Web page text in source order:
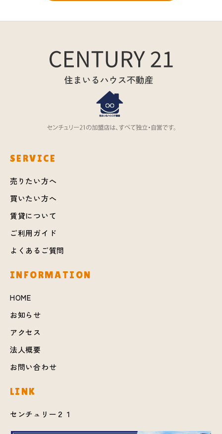
SERVICE
売りたい方へ
買いたい方へ
賃貸について
ご利用ガイド
よくあるご質問
INFORMATION
HOME
お知らせ
アクセス
法人概要
お問い合わせ
LINK
センチュリー２１